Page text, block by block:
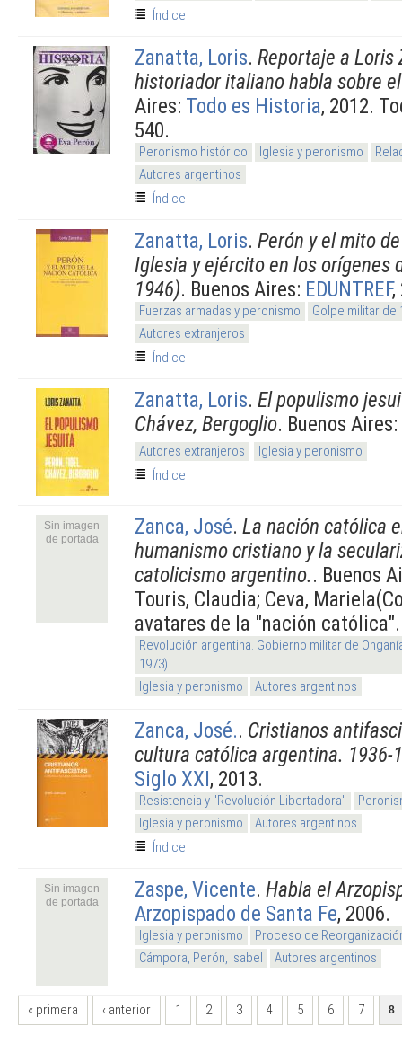
Índice
Zanatta, Loris. Reportaje a Loris
historiador italiano habla sobre
Aires: Todo es Historia, 2012.
540.
Peronismo histórico Iglesia y peronismo
Autores argentinos
Índice
Zanatta, Loris. Perón y el mito
Iglesia y ejército en los orígenes
1946). Buenos Aires: EDUNTREF,
Fuerzas armadas y peronismo
Golpe militar de
Autores extranjeros
Índice
Zanatta, Loris. El populismo
Chávez, Bergoglio. Buenos Aires:
Autores extranjeros
Iglesia y peronismo
Índice
Sin imagen
de portada
Zanca, José. La nación católica
humanismo cristiano y la
catolicismo argentino.. Buenos
Touris, Claudia; Ceva,
avatares de la "nación católica".
Revolución argentina. Gobierno militar de
1973)
Iglesia y peronismo
Autores argentinos
Zanca, José.. Cristianos
cultura católica argentina. 1936-
Siglo XXI, 2013.
Resistencia y "Revolución Libertadora"
Iglesia y peronismo
Autores argentinos
Índice
Sin imagen
de portada
Zaspe, Vicente. Habla el
Arzopispado de Santa Fe, 2006.
Iglesia y peronismo
Proceso de
Cámpora, Perón, Isabel
Autores argentinos
PÁGINAS
« primera ‹ anterior 1 2 3 4 5 6 7 8